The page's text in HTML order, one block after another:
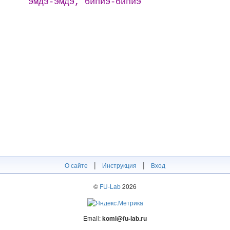
О сайте | Инструкция | Вход
© FU-Lab2026
Email:komi@fu-lab.ru